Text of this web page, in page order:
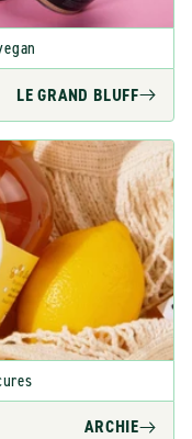
LE GRAND BLUFF
ARCHIE